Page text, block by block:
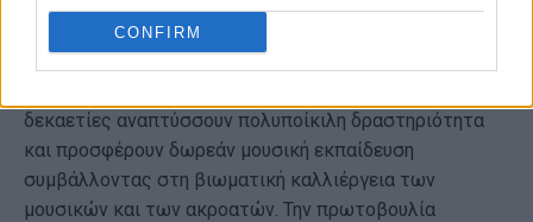
CONFIRM
Πολιτιστικής Κληρονομιάς ενεγράφησαν το 2022 με
απόφαση της Υπουργού Πολιτισμού και Αθλητισμού
δεκαετίες αναπτύσσουν πολυποίκιλη δραστηριότητα
και προσφέρουν δωρεάν μουσική εκπαίδευση
συμβάλλοντας στη βιωματική καλλιέργεια των
μουσικών και των ακροατών. Την πρωτοβουλία